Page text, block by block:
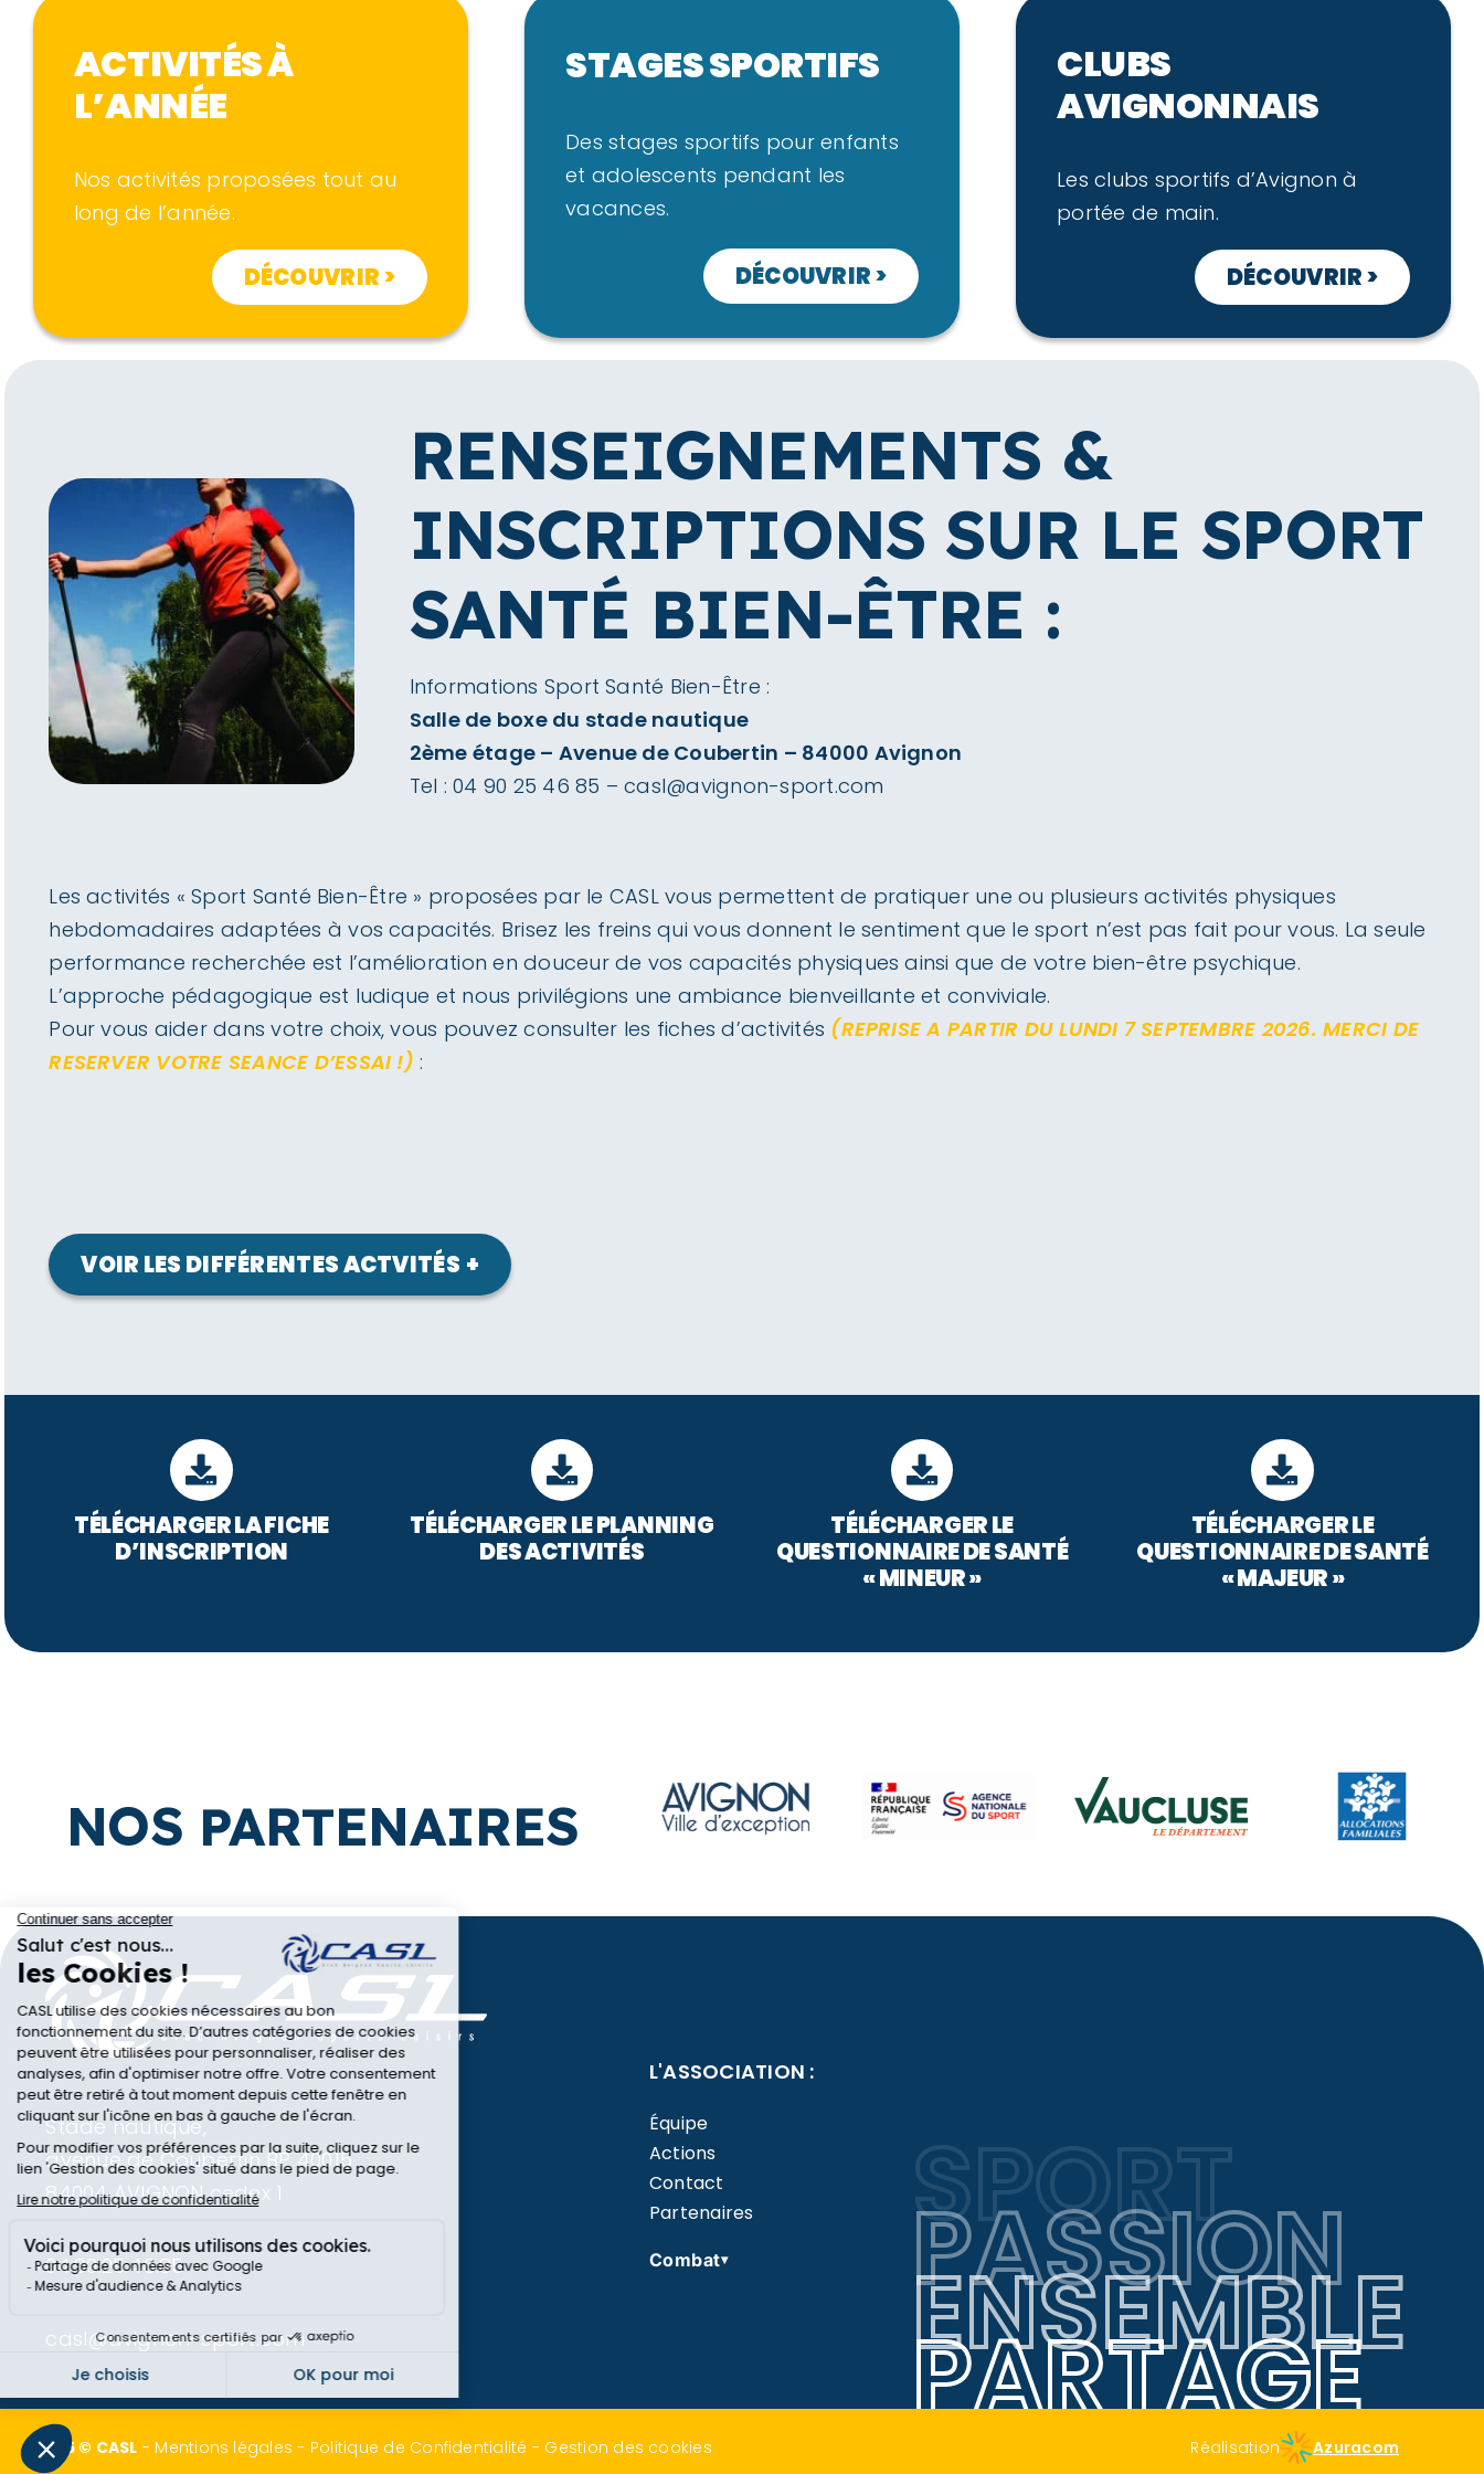
ACTIVITÉS À
L’ANNÉE
Nos activités proposées tout au
long de l’année.
DÉCOUVRIR >
STAGES SPORTIFS
Des stages sportifs pour enfants
et adolescents pendant les
vacances.
DÉCOUVRIR >
CLUBS
AVIGNONNAIS
Les clubs sportifs d’Avignon à
portée de main.
DÉCOUVRIR >
RENSEIGNEMENTS &
INSCRIPTIONS SUR LE SPORT
SANTÉ BIEN-ÊTRE :
Informations Sport Santé Bien-Être :
Salle de boxe du stade nautique
2ème étage – Avenue de Coubertin – 84000 Avignon
Tel :04 90 25 46 85 –casl@avignon-sport.com
Les activités « Sport Santé Bien-Être » proposées par le CASL vous permettent de pratiquer une ou plusieurs activités physiques
hebdomadaires adaptées à vos capacités. Brisez les freins qui vous donnent le sentiment que le sport n’est pas fait pour vous. La seule
performance recherchée est l’amélioration en douceur de vos capacités physiques ainsi que de votre bien-être psychique.
L’approche pédagogique est ludique et nous privilégions une ambiance bienveillante et conviviale.
Pour vous aider dans votre choix, vous pouvez consulter les fiches d’activités (REPRISE A PARTIR DU LUNDI 7 SEPTEMBRE 2026. MERCI DE
RESERVER VOTRE SEANCE D’ESSAI !) :
VOIR LES DIFFÉRENTES ACTVITÉS +
TÉLÉCHARGER LA FICHE
D’INSCRIPTION
TÉLÉCHARGER LE PLANNING
DES ACTIVITÉS
TÉLÉCHARGER LE
QUESTIONNAIRE DE SANTÉ
« MINEUR »
TÉLÉCHARGER LE
QUESTIONNAIRE DE SANTÉ
« MAJEUR »
NOS PARTENAIRES
Stade nautique,
avenue de Coubertin BP 40015
84004 AVIGNON cedex 1
04.90.25.46.85
casl@avignon-sport.com
L'ASSOCIATION :
Équipe
Actions
Contact
Partenaires
Combat▾
SPORT
PASSION
ENSEMBLE
PARTAGE
2025 © CASL - Mentions légales - Politique de Confidentialité - Gestion des cookies Réalisation Azuracom